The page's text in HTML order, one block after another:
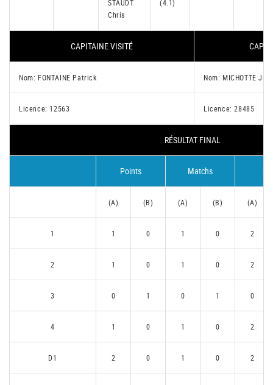
STAUDT
Chris
(4.1)
CAPITAINE VISITÉ
Nom: FONTAINE Patrick Nom: MICHOTTE
Licence: 12563 Licence: 28485
RÉSULTAT FINAL
Points Matchs
(A) (B) (A) (B) (A)
1 1 0 1 0 2
2 1 0 1 0 2
3 0 1 0 1 0
4 1 0 1 0 2
D1 2 0 1 0 2